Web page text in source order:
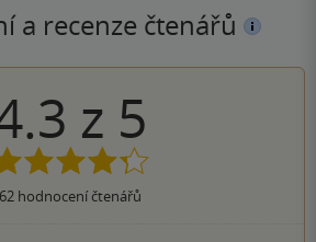
a recenze čtenářů
z 5
62 hodnocení čtenářů